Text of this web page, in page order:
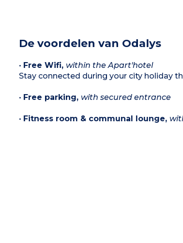
De voordelen van Odalys
• Free Wifi, within the Apart'hotel
Stay connected during your city holiday
• Free parking, with secured entrance
• Fitness room & communal lounge,